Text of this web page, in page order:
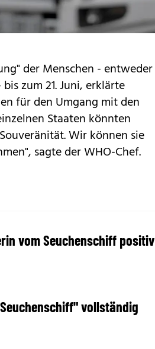
der Menschen - entweder
zum 21. Juni, erklärte
für den Umgang mit den
Staaten könnten
Wir können sie
sagte der WHO-Chef.
vom Seuchenschiff positiv
vollständig